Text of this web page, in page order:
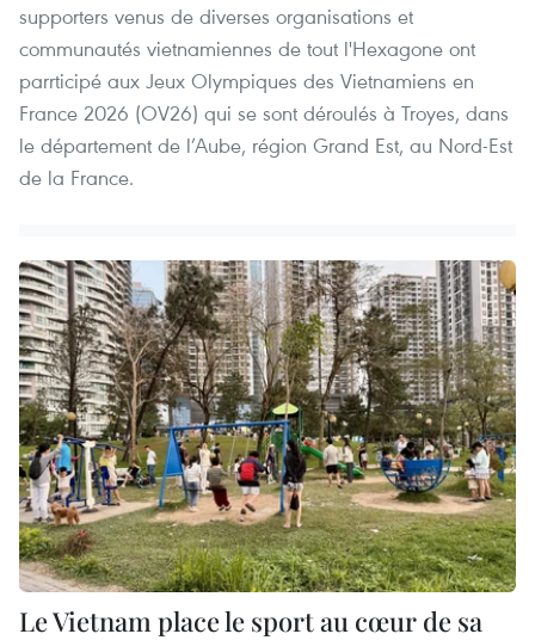
supporters venus de diverses organisations et
communautés vietnamiennes de tout l'Hexagone ont
parrticipé aux Jeux Olympiques des Vietnamiens en
France 2026 (OV26) qui se sont déroulés à Troyes, dans
le département de l’Aube, région Grand Est, au Nord-Est
de la France.
Le Vietnam place le sport au cœur de sa